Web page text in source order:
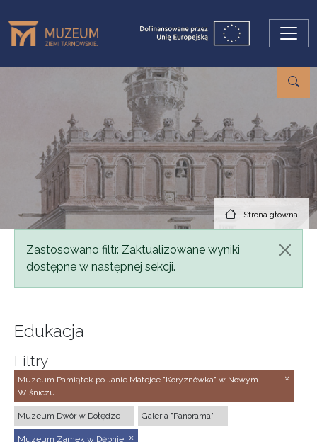
Strona główna
Komunikat
Zastosowano filtr. Zaktualizowane wyniki
dostępne w następnej sekcji.
Edukacja
Filtry
Muzeum Pamiątek po Janie Matejce "Koryznówka" w Nowym
Wiśniczu
Muzeum Dwór w Dołędze Galeria "Panorama"
Muzeum Zamek w Dębnie